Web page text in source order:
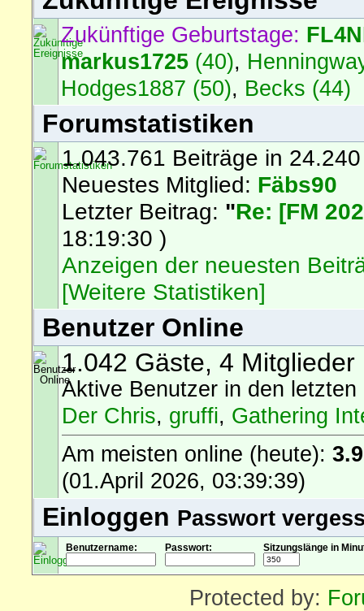
Zukünftige Geburtstage:
markus1725 (40),
Hodges1887 (50), Becks (44)
Forumstatistiken
1.043.761 Beiträge in
Neuestes Mitglied: Fäbs90
Letzter Beitrag: "Re: [FM
18:19:30 )
Anzeigen der neuesten
[Weitere Statistiken]
Benutzer Online
1.042 Gäste, 4 Mitglieder
Aktive Benutzer in den letzten
Der Chris, gruffi, Gathering
Am meisten online (heute):
(01.April 2026, 03:39:39)
Einloggen Passwort
Benutzername: Passwort: Sitzungslänge in
Protected by: